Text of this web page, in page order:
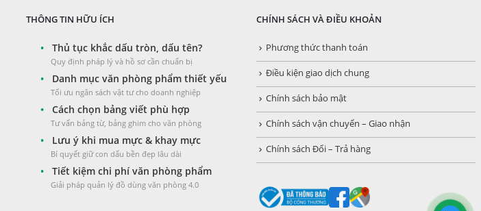
THÔNG TIN HỮU ÍCH
• Thủ tục khắc dấu tròn, dấu tên?
Quy định pháp lý và hồ sơ cần chuẩn bị
• Danh mục văn phòng phẩm thiết yếu
Tối ưu ngân sách vật tư cho doanh nghiệp
• Cách chọn bảng viết phù hợp
Tư vấn bảng từ, bảng ghim cho văn phòng
• Lưu ý khi mua mực & khay mực
Bí quyết giữ con dấu bền đẹp lâu dài
• Tiết kiệm chi phí văn phòng phẩm
Giải pháp quản lý đồ dùng văn phòng 4.0
CHÍNH SÁCH VÀ ĐIỀU KHOẢN
Phương thức thanh toán
Điều kiện giao dịch chung
Chính sách bảo mật
Chính sách vận chuyển – Giao nhận
Chính sách Đổi – Trả hàng